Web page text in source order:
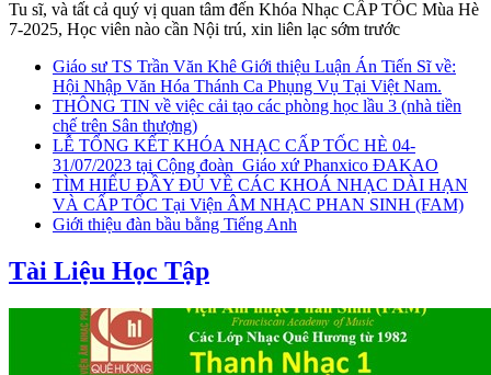
Tu sĩ, và tất cả quý vị quan tâm đến Khóa Nhạc CẤP TỐC Mùa Hè
7-2025, Học viên nào cần Nội trú, xin liên lạc sớm trước
Giáo sư TS Trần Văn Khê Giới thiệu Luận Án Tiến Sĩ về:
Hội Nhập Văn Hóa Thánh Ca Phụng Vụ Tại Việt Nam.
THÔNG TIN về việc cải tạo các phòng học lầu 3 (nhà tiền
chế trên Sân thượng)
LỄ TỔNG KẾT KHÓA NHẠC CẤP TỐC HÈ 04-
31/07/2023 tại Cộng đoàn_Giáo xứ Phanxico ĐAKAO
TÌM HIỂU ĐẦY ĐỦ VỀ CÁC KHOÁ NHẠC DÀI HẠN
VÀ CẤP TỐC Tại Viện ÂM NHẠC PHAN SINH (FAM)
Giới thiệu đàn bầu bằng Tiếng Anh
Tài Liệu Học Tập